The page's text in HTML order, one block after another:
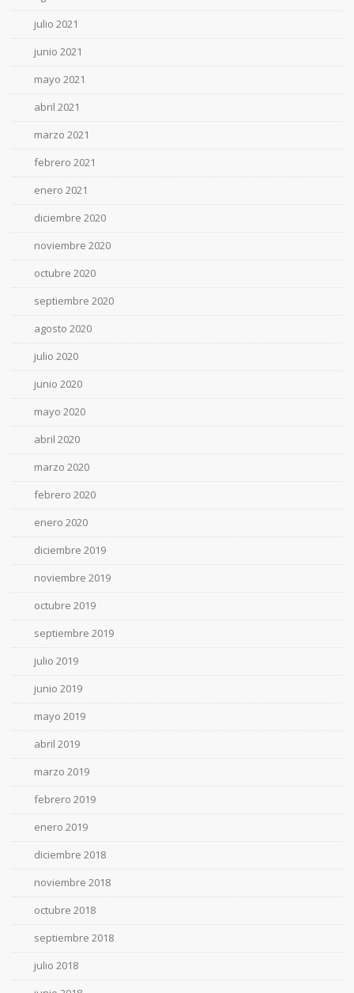
julio 2021
junio 2021
mayo 2021
abril 2021
marzo 2021
febrero 2021
enero 2021
diciembre 2020
noviembre 2020
octubre 2020
septiembre 2020
agosto 2020
julio 2020
junio 2020
mayo 2020
abril 2020
marzo 2020
febrero 2020
enero 2020
diciembre 2019
noviembre 2019
octubre 2019
septiembre 2019
julio 2019
junio 2019
mayo 2019
abril 2019
marzo 2019
febrero 2019
enero 2019
diciembre 2018
noviembre 2018
octubre 2018
septiembre 2018
julio 2018